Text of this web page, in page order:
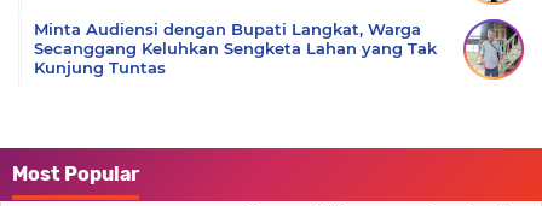
Minta Audiensi dengan Bupati Langkat, Warga
Secanggang Keluhkan Sengketa Lahan yang Tak
Kunjung Tuntas
Most Popular